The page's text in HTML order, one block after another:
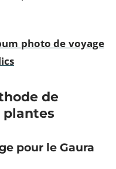
photo de voyage
de
pour le Gaura